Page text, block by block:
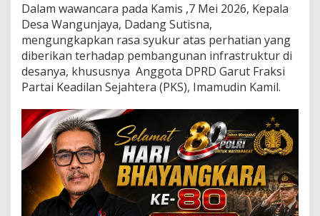
w
a
n
P
K
D
r
o
n
g
A
k
s
e
Dalam wawancara pada Kamis ,7 Mei 2026, Kepala
Desa Wangunjaya, Dadang Sutisna,
mengungkapkan rasa syukur atas perhatian yang
diberikan terhadap pembangunan infrastruktur di
desanya, khususnya Anggota DPRD Garut Fraksi
Partai Keadilan Sejahtera (PKS), Imamudin Kamil.